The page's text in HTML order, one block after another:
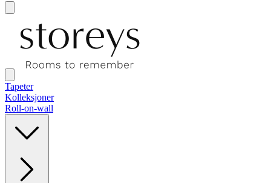
Tapeter
Kolleksjoner
Roll-on-wall